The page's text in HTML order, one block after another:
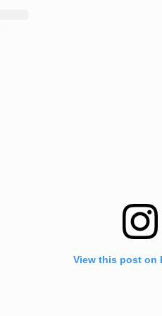
View this post on